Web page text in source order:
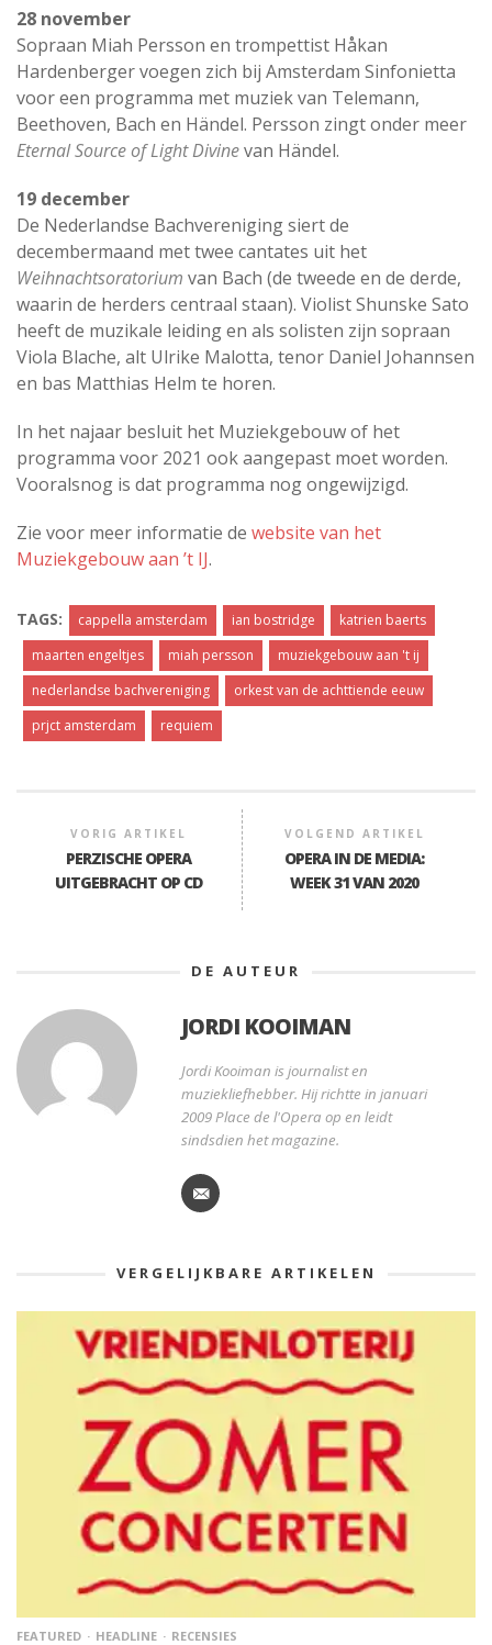
28 november
Sopraan Miah Persson en trompettist Håkan
Hardenberger voegen zich bij Amsterdam Sinfonietta
voor een programma met muziek van Telemann,
Beethoven, Bach en Händel. Persson zingt onder meer
Eternal Source of Light Divinevan Händel.
19 december
De Nederlandse Bachvereniging siert de
decembermaand met twee cantates uit het
Weihnachtsoratorium van Bach (de tweede en de derde,
waarin de herders centraal staan). Violist Shunske Sato
heeft de muzikale leiding en als solisten zijn sopraan
Viola Blache, alt Ulrike Malotta, tenor Daniel Johannsen
en bas Matthias Helm te horen.
In het najaar besluit het Muziekgebouw of het
programma voor 2021 ook aangepast moet worden.
Vooralsnog is dat programma nog ongewijzigd.
Zie voor meer informatie de website van het
Muziekgebouw aan ’t IJ.
TAGS: cappella amsterdam ian bostridge
katrien baerts
maarten engeltjes
miah persson
muziekgebouw aan 't ij
nederlandse bachvereniging
orkest van de achttiende eeuw
prjct amsterdam
requiem
VORIG ARTIKEL
PERZISCHE OPERA
UITGEBRACHT OP CD
VOLGEND ARTIKEL
OPERA IN DE MEDIA:
WEEK 31 VAN 2020
DE AUTEUR
JORDI KOOIMAN
Jordi Kooiman is journalist en
muziekliefhebber. Hij richtte in januari
2009 Place de l'Opera op en leidt
sindsdien het magazine.
VERGELIJKBARE ARTIKELEN
FEATURED HEADLINE RECENSIES